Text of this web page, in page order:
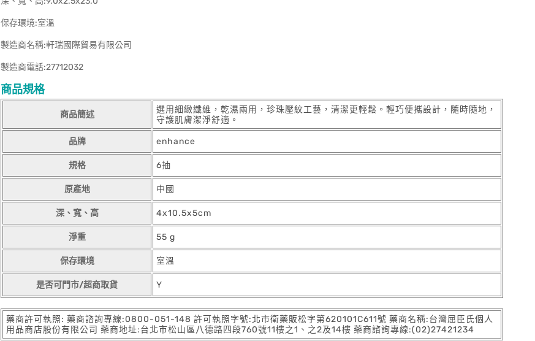
保存環境:室溫
製造商名稱:軒瑞國際貿易有限公司
製造商電話:27712032
商品規格
商品簡述
選用細緻纖維，乾濕兩用，珍珠壓紋工藝，清潔更輕鬆。輕巧便攜設計，隨時隨地，
守護肌膚潔淨舒適。
品牌 enhance
規格 6抽
原產地 中國
深、寬、高 4x10.5x5cm
淨重 55 g
保存環境 室溫
是否可門市/超商取貨 Y
藥商許可執照: 藥商諮詢專線:0800-051-148 許可執照字號:北市衛藥販松字第620101C611號 藥商名稱:台灣屈臣氏個人
用品商店股份有限公司 藥商地址:台北市松山區八德路四段760號11樓之1、之2及14樓 藥商諮詢專線:(02)27421234